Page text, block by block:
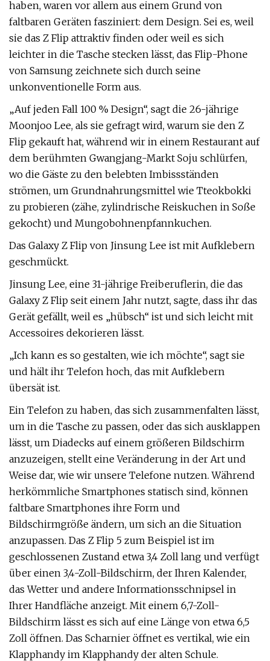
haben, waren vor allem aus einem Grund von
faltbaren Geräten fasziniert: dem Design. Sei es, weil
sie das Z Flip attraktiv finden oder weil es sich
leichter in die Tasche stecken lässt, das Flip-Phone
von Samsung zeichnete sich durch seine
unkonventionelle Form aus.
„Auf jeden Fall 100 % Design“, sagt die 26-jährige
Moonjoo Lee, als sie gefragt wird, warum sie den Z
Flip gekauft hat, während wir in einem Restaurant auf
dem berühmten Gwangjang-Markt Soju schlürfen,
wo die Gäste zu den belebten Imbissständen
strömen, um Grundnahrungsmittel wie Tteokbokki
zu probieren (zähe, zylindrische Reiskuchen in Soße
gekocht) und Mungobohnenpfannkuchen.
Das Galaxy Z Flip von Jinsung Lee ist mit Aufklebern
geschmückt.
Jinsung Lee, eine 31-jährige Freiberuflerin, die das
Galaxy Z Flip seit einem Jahr nutzt, sagte, dass ihr das
Gerät gefällt, weil es „hübsch“ ist und sich leicht mit
Accessoires dekorieren lässt.
„Ich kann es so gestalten, wie ich möchte“, sagt sie
und hält ihr Telefon hoch, das mit Aufklebern
übersät ist.
Ein Telefon zu haben, das sich zusammenfalten lässt,
um in die Tasche zu passen, oder das sich ausklappen
lässt, um Diadecks auf einem größeren Bildschirm
anzuzeigen, stellt eine Veränderung in der Art und
Weise dar, wie wir unsere Telefone nutzen. Während
herkömmliche Smartphones statisch sind, können
faltbare Smartphones ihre Form und
Bildschirmgröße ändern, um sich an die Situation
anzupassen. Das Z Flip 5 zum Beispiel ist im
geschlossenen Zustand etwa 3,4 Zoll lang und verfügt
über einen 3,4-Zoll-Bildschirm, der Ihren Kalender,
das Wetter und andere Informationsschnipsel in
Ihrer Handfläche anzeigt. Mit einem 6,7-Zoll-
Bildschirm lässt es sich auf eine Länge von etwa 6,5 ​​
Zoll öffnen. Das Scharnier öffnet es vertikal, wie ein
Klapphandy im Klapphandy der alten Schule.